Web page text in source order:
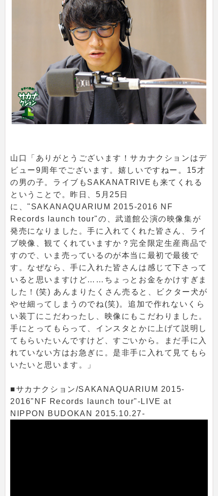
山口
「ありがとうございます！サカナクションはデ
ビュー9周年でございます。嬉しいですねー。15才
の男の子。ライブもSAKANATRIVEも来てくれる
ということで。昨日、5月25日
に、"SAKANAQUARIUM 2015-2016 NF
Records launch tour"の、武道館公演の映像集が
発売になりました。手に入れてくれた皆さん、ライ
ブ映像、観てくれていますか？完全限定生産商品で
すので、いま売っているのが本当に最初で最後で
す。なぜなら、手に入れた皆さんは感じて下さって
いると思いますけど……ちょっとお金をかけすぎま
した！(笑) あんまりたくさん売ると、ビクター犬が
やせ細ってしまうのでね(笑)。追加で作れないくら
い装丁にこだわったし、映像にもこだわりました。
手にとってもらって、インスタとかに上げて説明し
てもらいたいんですけど、すごいから。まだ手に入
れていない方はお急ぎに。是非手に入れて見てもら
いたいと思います。」
■サカナクション/SAKANAQUARIUM 2015-
2016"NF Records launch tour"-LIVE at
NIPPON BUDOKAN 2015.10.27-